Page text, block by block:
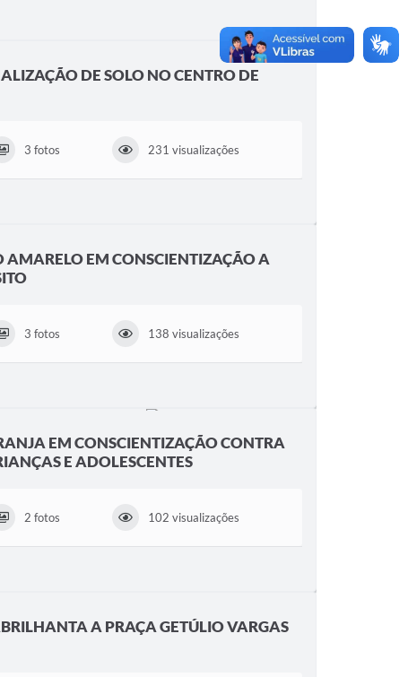
DE SOLO NO CENTRO DE
3 fotos 231 visualizações
EM CONSCIENTIZAÇÃO A
3 fotos 138 visualizações
EM CONSCIENTIZAÇÃO CONTRA
E ADOLESCENTES
2 fotos 102 visualizações
A PRAÇA GETÚLIO VARGAS